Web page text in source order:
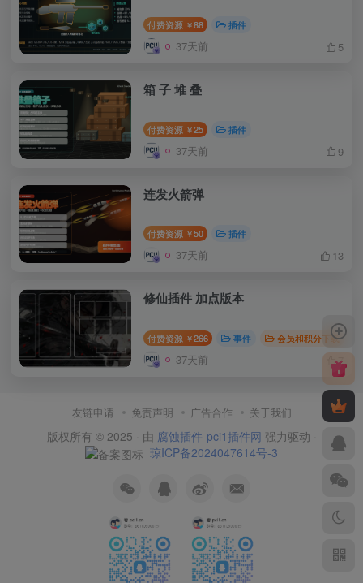
付费资源 ￥88 插件
37天前 5
箱 子 堆 叠
付费资源 ￥25 插件
37天前 9
连发火箭弹
付费资源 ￥50 插件
37天前 13
修仙插件 加点版本
付费资源 ￥266 事件 会员和积分下载
37天前 7
友链申请 免责声明 广告合作 关于我们
版权所有 © 2025 · 由 腐蚀插件-pci1插件网 强力驱动 ·
琼ICP备2024047614号-3